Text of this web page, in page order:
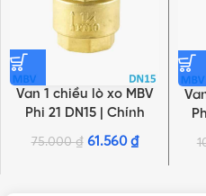
Van 1 chiều lò xo MBV
Phi 21 DN15 | Chính
hãng Minh Hòa
75.000₫ 61.560 ₫
NHẤN ĐỂ XEM TIẾP (THU